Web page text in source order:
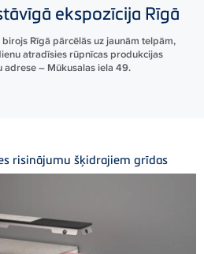
ekspozīcija Rīgā
Rīgā pārcēlās uz jaunām telpām,
atradīsies rūpnīcas produkcijas
adrese – Mūkusalas iela 49.
risinājumu šķidrajiem grīdas